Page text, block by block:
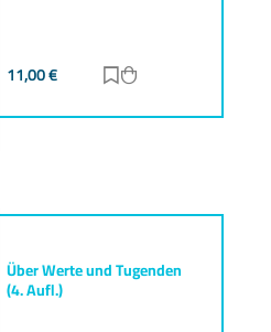
11,00€ Zur Merkliste
Über Werte und Tugenden
(4. Aufl.)